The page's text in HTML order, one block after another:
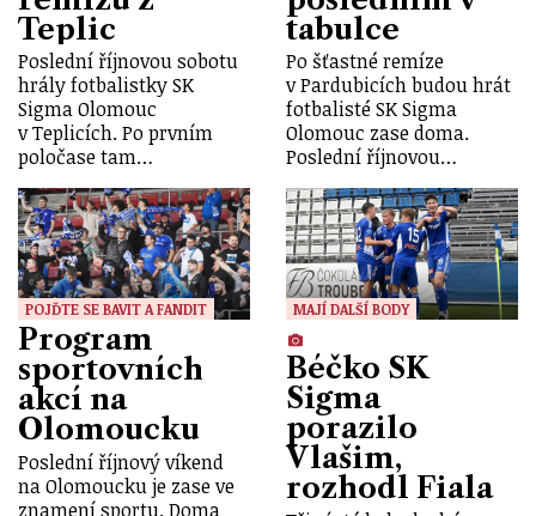
Teplic
Poslední říjnovou sobotu
hrály fotbalistky SK
Sigma Olomouc
v Teplicích. Po prvním
poločase tam…
tabulce
Po šťastné remíze
v Pardubicích budou hrát
fotbalisté SK Sigma
Olomouc zase doma.
Poslední říjnovou…
POJĎTE SE BAVIT A FANDIT
Program
sportovních
akcí na
Olomoucku
Poslední říjnový víkend
na Olomoucku je zase ve
znamení sportu. Doma
MAJÍ DALŠÍ BODY
Béčko SK
Sigma
porazilo
Vlašim,
rozhodl Fiala